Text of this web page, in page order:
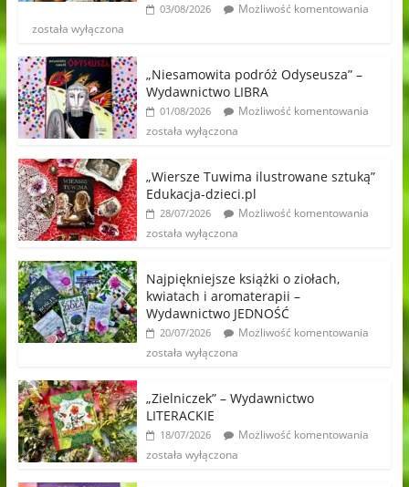
03/08/2026
Możliwość komentowania
została wyłączona
„Niesamowita podróż Odyseusza” –
Wydawnictwo LIBRA
01/08/2026
Możliwość komentowania
została wyłączona
„Wiersze Tuwima ilustrowane sztuką”
Edukacja-dzieci.pl
28/07/2026
Możliwość komentowania
została wyłączona
Najpiękniejsze książki o ziołach,
kwiatach i aromaterapii –
Wydawnictwo JEDNOŚĆ
20/07/2026
Możliwość komentowania
została wyłączona
„Zielniczek” – Wydawnictwo
LITERACKIE
18/07/2026
Możliwość komentowania
została wyłączona